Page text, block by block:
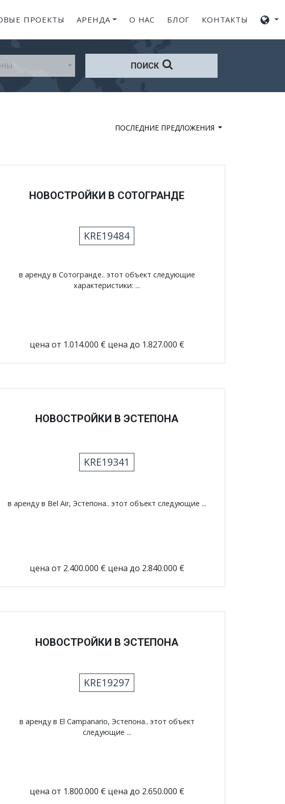
ПРОЕКТЫ АРЕНДА О НАС БЛОГ КОНТАКТЫ
ПОИСК
ПОСЛЕДНИЕ ПРЕДЛОЖЕНИЯ
НОВОСТРОЙКИ В СОТОГРАНДЕ
KRE19484
в аренду в Сотогранде.. этот объект следующие
характеристики: ...
цена от 1.014.000 € цена до 1.827.000 €
НОВОСТРОЙКИ В ЭСТЕПОНА
KRE19341
в аренду в Bel Air, Эстепона.. этот объект следующие ...
цена от 2.400.000 € цена до 2.840.000 €
НОВОСТРОЙКИ В ЭСТЕПОНА
KRE19297
в аренду в El Campanario, Эстепона.. этот объект
следующие ...
цена от 1.800.000 € цена до 2.650.000 €